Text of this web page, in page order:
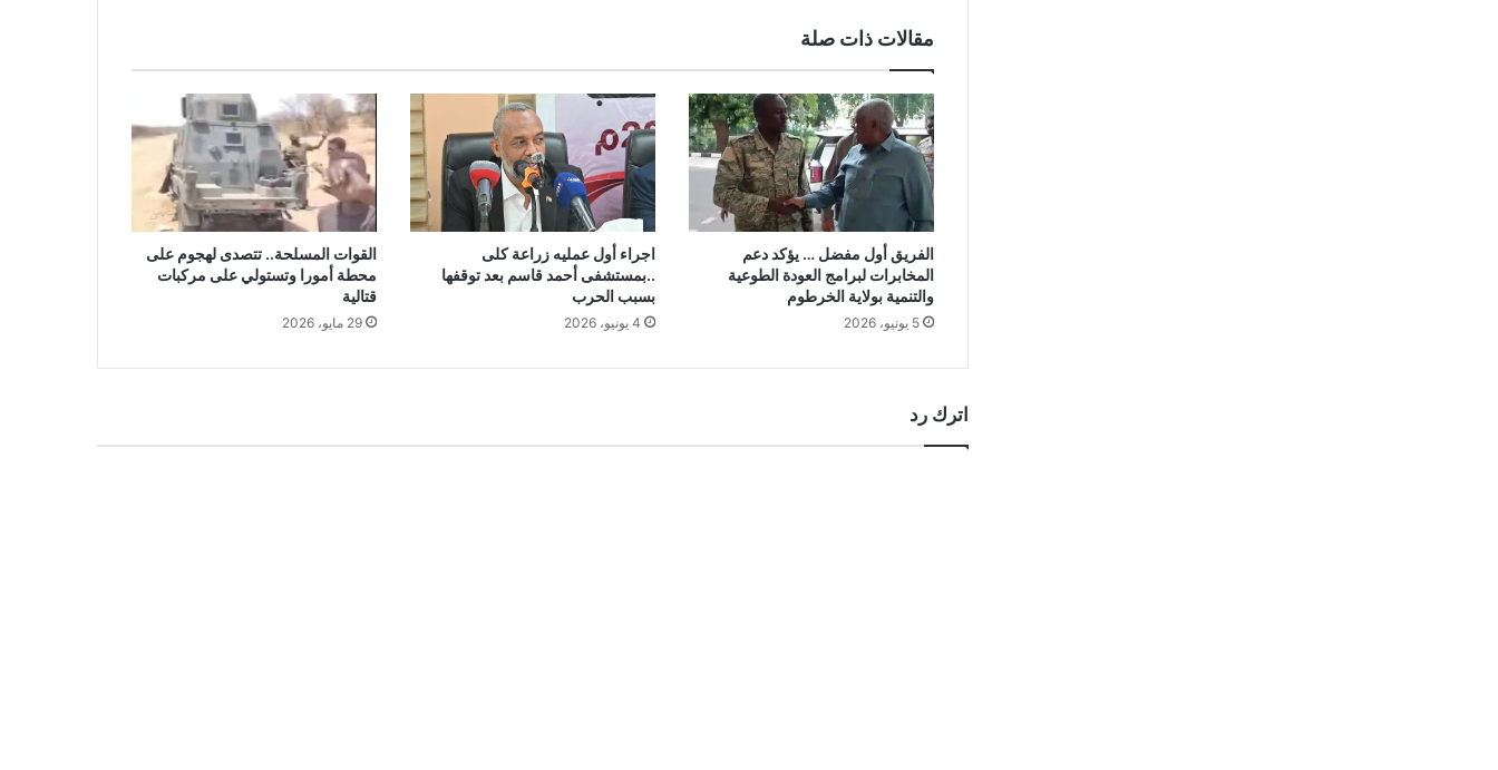
مقالات ذات صلة
الفريق أول مفضل … يؤكد دعم
المخابرات لبرامج العودة الطوعية
والتنمية بولاية الخرطوم
5 يونيو، 2026
اجراء أول عمليه زراعة كلى
..بمستشفى أحمد قاسم بعد توقفها
بسبب الحرب
4 يونيو، 2026
القوات المسلحة.. تتصدى لهجوم على
محطة أمورا وتستولي على مركبات
قتالية
29 مايو، 2026
اترك رد